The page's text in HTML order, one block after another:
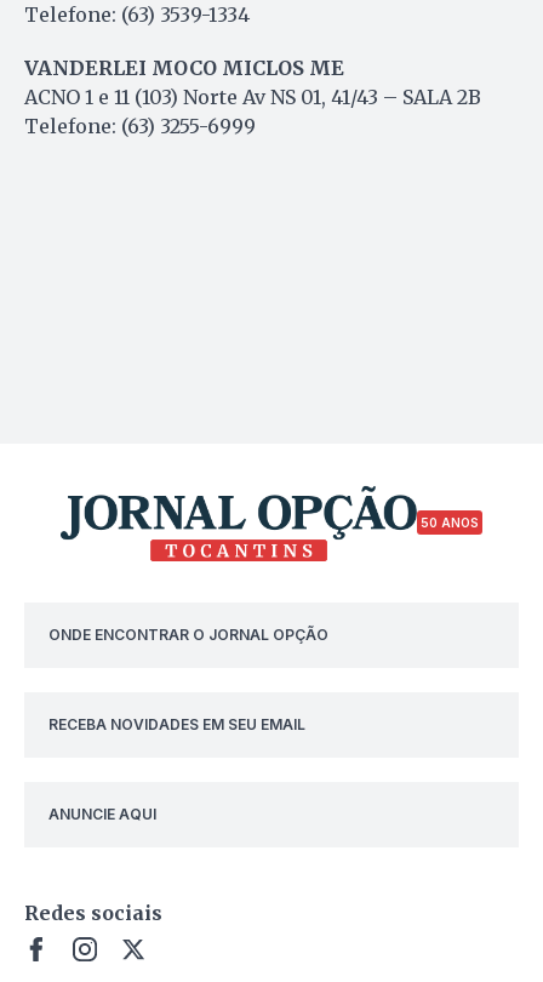
Telefone: (63) 3539-1334
VANDERLEI MOCO MICLOS ME
ACNO 1 e 11 (103) Norte Av NS 01, 41/43 – SALA 2B
Telefone: (63) 3255-6999
50 ANOS
ONDE ENCONTRAR O JORNAL OPÇÃO
RECEBA NOVIDADES EM SEU EMAIL
ANUNCIE AQUI
Redes sociais